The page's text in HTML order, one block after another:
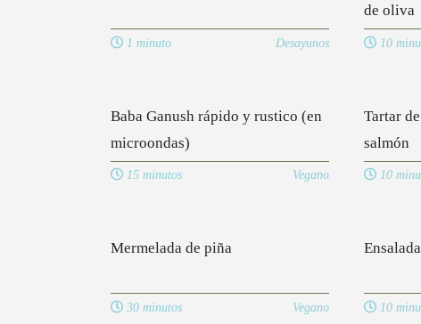
1 minuto Desayunos
de oliva
10
Baba Ganush rápido y rustico (en
microondas)
15 minutos Vegano
Tartar
salmón
10
Mermelada de piña
30 minutos Vegano 10